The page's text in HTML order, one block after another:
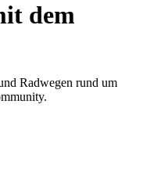
dem
Radwegen rund um